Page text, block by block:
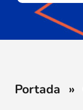
Portada »